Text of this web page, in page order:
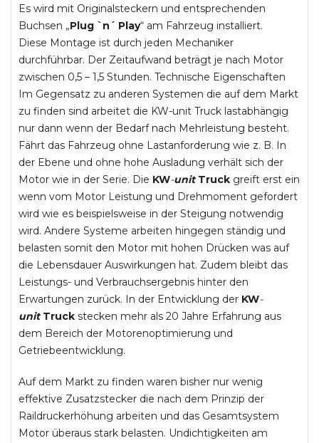
Es wird mit Originalsteckern und entsprechenden
Buchsen „Plug `n´ Play“ am Fahrzeug installiert.
Diese Montage ist durch jeden Mechaniker
durchführbar. Der Zeitaufwand beträgt je nach Motor
zwischen 0,5 – 1,5 Stunden. Technische Eigenschaften
Im Gegensatz zu anderen Systemen die auf dem Markt
zu finden sind arbeitet die KW-unit Truck lastabhängig
nur dann wenn der Bedarf nach Mehrleistung besteht.
Fährt das Fahrzeug ohne Lastanforderung wie z. B. In
der Ebene und ohne hohe Ausladung verhält sich der
Motor wie in der Serie. Die KW-unit Truck greift erst ein
wenn vom Motor Leistung und Drehmoment gefordert
wird wie es beispielsweise in der Steigung notwendig
wird. Andere Systeme arbeiten hingegen ständig und
belasten somit den Motor mit hohen Drücken was auf
die Lebensdauer Auswirkungen hat. Zudem bleibt das
Leistungs- und Verbrauchsergebnis hinter den
Erwartungen zurück. In der Entwicklung der KW-
unit Truck stecken mehr als 20 Jahre Erfahrung aus
dem Bereich der Motorenoptimierung und
Getriebeentwicklung.
Auf dem Markt zu finden waren bisher nur wenig
effektive Zusatzstecker die nach dem Prinzip der
Raildruckerhöhung arbeiten und das Gesamtsystem
Motor überaus stark belasten. Undichtigkeiten am